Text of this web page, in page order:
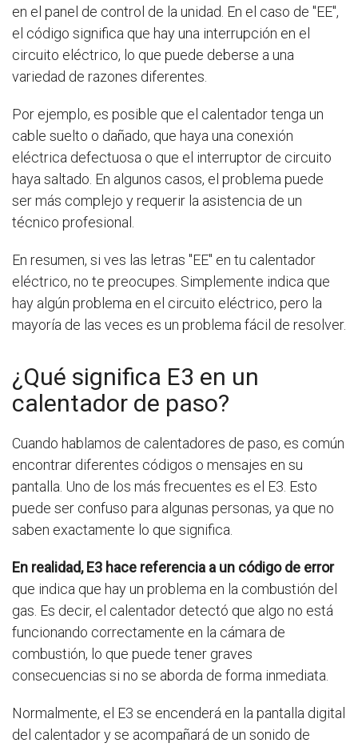
en el panel de control de la unidad. En el caso de "EE",
el código significa que hay una interrupción en el
circuito eléctrico, lo que puede deberse a una
variedad de razones diferentes.
Por ejemplo, es posible que el calentador tenga un
cable suelto o dañado, que haya una conexión
eléctrica defectuosa o que el interruptor de circuito
haya saltado. En algunos casos, el problema puede
ser más complejo y requerir la asistencia de un
técnico profesional.
En resumen, si ves las letras "EE" en tu calentador
eléctrico, no te preocupes. Simplemente indica que
hay algún problema en el circuito eléctrico, pero la
mayoría de las veces es un problema fácil de resolver.
¿Qué significa E3 en un
calentador de paso?
Cuando hablamos de calentadores de paso, es común
encontrar diferentes códigos o mensajes en su
pantalla. Uno de los más frecuentes es el E3. Esto
puede ser confuso para algunas personas, ya que no
saben exactamente lo que significa.
En realidad, E3 hace referencia a un código de error
que indica que hay un problema en la combustión del
gas. Es decir, el calentador detectó que algo no está
funcionando correctamente en la cámara de
combustión, lo que puede tener graves
consecuencias si no se aborda de forma inmediata.
Normalmente, el E3 se encenderá en la pantalla digital
del calentador y se acompañará de un sonido de